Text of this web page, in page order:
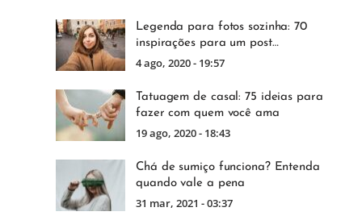
Legenda para fotos sozinha: 70
inspirações para um post…
4 ago, 2020 - 19:57
Tatuagem de casal: 75 ideias para
fazer com quem você ama
19 ago, 2020 - 18:43
Chá de sumiço funciona? Entenda
quando vale a pena
31 mar, 2021 - 03:37